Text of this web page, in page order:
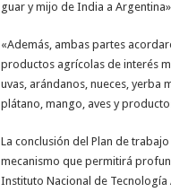
guar y mijo de India a
«Además, ambas partes
productos agrícolas de interés
uvas, arándanos, nueces, yerba
plátano, mango, aves y
La conclusión del Plan de
mecanismo que permitirá
Instituto Nacional de